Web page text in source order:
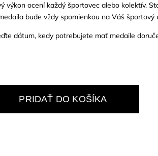
výkon ocení každý športovec alebo kolektív.
bude vždy spomienkou na Váš športový
dátum, kedy potrebujete mať medaile
PRIDAŤ DO KOŠÍKA